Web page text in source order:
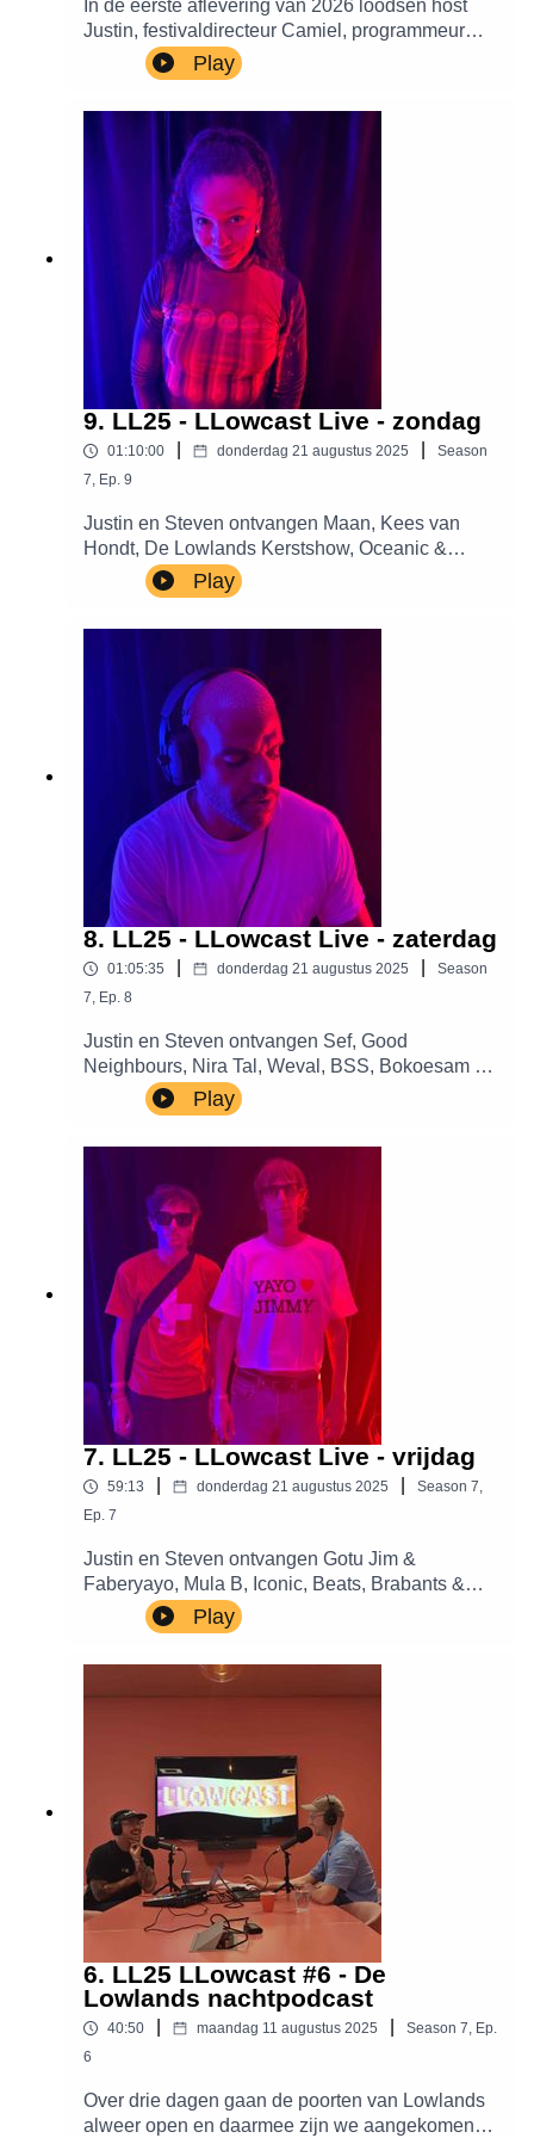
In de eerste aflevering van 2026 loodsen host
Justin, festivaldirecteur Camiel, programmeur
David en special guest Sagid Carter je door de
eerste namen van LL26. Is niche het nieuwe
zijn er dit jaar gemaakt? En wat zijn de
persoonlijke favorieten? Luister mee en leer
meer over de eerste 56 bevestigde namen van
Play
9. LL25 - LLowcast Live - zondag
01:10:00 donderdag 21 augustus 2025
Season
7, Ep. 9
Justin en Steven ontvangen Maan, Kees van
Hondt, De Lowlands Kerstshow, Oceanic &
Greetje Bijma, Rolrolrol, Aptijt, Doudou MD,
Willem de Bruin, Camiel Le Rutte, Thys en The
Play
8. LL25 - LLowcast Live - zaterdag
01:05:35 donderdag 21 augustus 2025
Season
7, Ep. 8
Justin en Steven ontvangen Sef, Good
Neighbours, Nira Tal, Weval, BSS, Bokoesam en
Annefleur Schipper.
Play
7. LL25 - LLowcast Live - vrijdag
59:13 donderdag 21 augustus 2025 Season 7,
Ep. 7
Justin en Steven ontvangen Gotu Jim &
Faberyayo, Mula B, Iconic, Beats, Brabants &
Boeken, Wodan Boys, Tida Kamara, Eric van
Eerdenburg en Cesar Majorana.
Play
6. LL25 LLowcast #6 - De
Lowlands nachtpodcast
40:50 maandag 11 augustus 2025 Season 7, Ep.
6
Over drie dagen gaan de poorten van Lowlands
alweer open en daarmee zijn we aangekomen